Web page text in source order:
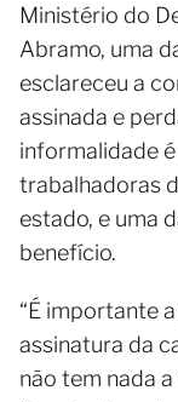
Ministério do
Abramo, uma
esclareceu a
assinada e
informalidade
trabalhadoras
estado, e uma
benefício.
“É importante
assinatura da
não tem nada